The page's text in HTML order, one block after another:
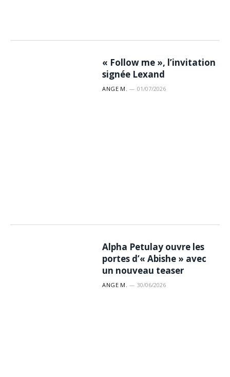
« Follow me », l’invitation
signée Lexand
ANGE M. 01/07/2026
Alpha Petulay ouvre les
portes d’« Abishe » avec
un nouveau teaser
ANGE M. 30/06/2026